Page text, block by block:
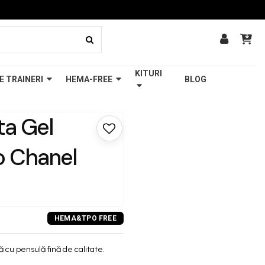
TRAINERI HEMA-FREE
KITURI
BLOG
Gel
Chanel
cu pensulă fină de calitate.